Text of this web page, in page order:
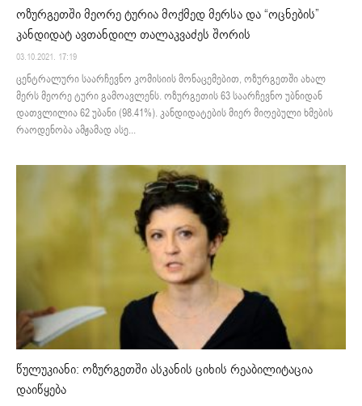
ოზურგეთში მეორე ტურია მოქმედ მერსა და “ოცნების”
კანდიდატ ავთანდილ თალაკვაძეს შორის
03.10.2021. 17:19
ცენტრალური საარჩევნო კომისიის მონაცემებით, ოზურგეთში ახალ
მერს მეორე ტური გამოავლენს. ოზურგეთის 63 საარჩევნო უბნიდან
დათვლილია 62 უბანი (98.41%). კანდიდატების მიერ მიღებული ხმების
რაოდენობა ამჟამად ასე...
წულუკიანი: ოზურგეთში ასკანის ციხის რეაბილიტაცია
დაიწყება